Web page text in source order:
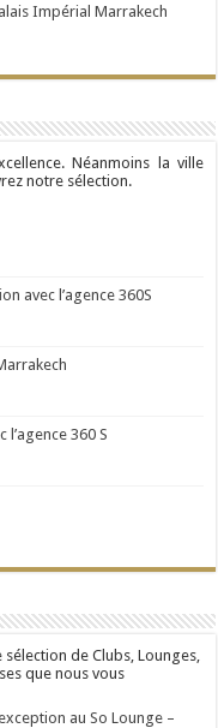
Impérial Marrakech
Néanmoins la ville
notre sélection.
avec l’agence 360S
l’agence 360 S
de Clubs, Lounges,
que nous vous
au So Lounge –